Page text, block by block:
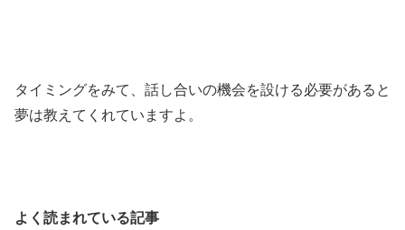
タイミングをみて、話し合いの機会を設ける必要があると
夢は教えてくれていますよ。
よく読まれている記事